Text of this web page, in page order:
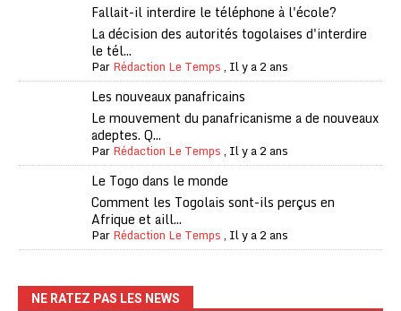
Fallait-il interdire le téléphone à l'école?
La décision des autorités togolaises d'interdire
le tél...
ParRédaction Le Temps, Il y a 2 ans
Les nouveaux panafricains
Le mouvement du panafricanisme a de nouveaux
adeptes. Q...
ParRédaction Le Temps, Il y a 2 ans
Le Togo dans le monde
Comment les Togolais sont-ils perçus en
Afrique et aill...
ParRédaction Le Temps, Il y a 2 ans
NE RATEZ PAS LES NEWS